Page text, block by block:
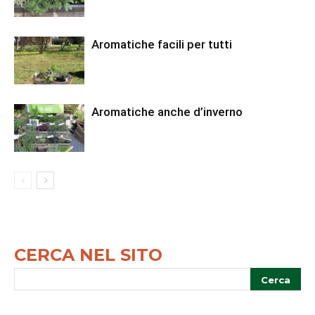
Aromatiche facili per tutti
Aromatiche anche d’inverno
CERCA NEL SITO